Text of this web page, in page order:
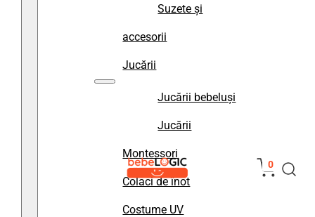
Suzete și
accesorii
Jucării
Jucării bebeluși
Jucării
Montessori
Colaci de înot
Costume UV
0